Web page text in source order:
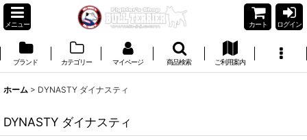
メニュー カート ログイン
ブランド カテゴリー マイページ 商品検索 ご利用案内
ホーム > DYNASTY ダイナスティ
DYNASTY ダイナスティ